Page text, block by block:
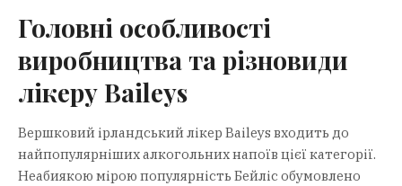
Головні особливості
виробництва та різновиди
лікеру Baileys
Вершковий ірландський лікер Baileys входить до
найпопулярніших алкогольних напоїв цієї категорії.
Неабиякою мірою популярність Бейліс обумовлено